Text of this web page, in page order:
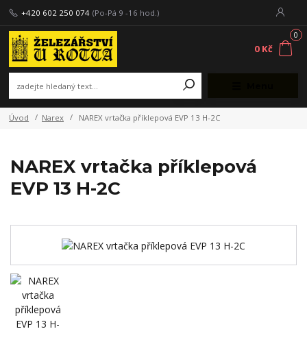
+420 602 250 074 (Po-Pá 9 -16 hod.)
0
0 Kč
Úvod Narex NAREX vrtačka příklepová EVP 13 H-2C
NAREX vrtačka příklepová
EVP 13 H-2C